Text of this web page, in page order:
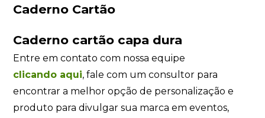
Caderno Cartão
Caderno cartão capa dura
Entre em contato com nossa equipe
clicando aqui, fale com um consultor para
encontrar a melhor opção de personalização e
produto para divulgar sua marca em eventos,